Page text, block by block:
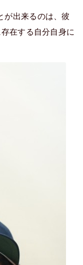
が出来るのは、彼
在する自分自身に